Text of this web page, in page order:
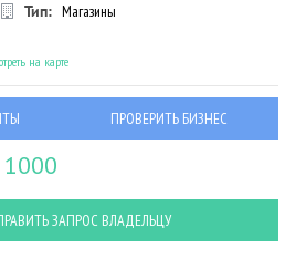
Тип: Магазины
на карте
ПРОВЕРИТЬ БИЗНЕС
ЗАПРОС ВЛАДЕЛЬЦУ